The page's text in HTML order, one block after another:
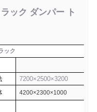
ック ダンパー ト
ック
7200×2500×3200
4200×2300×1000